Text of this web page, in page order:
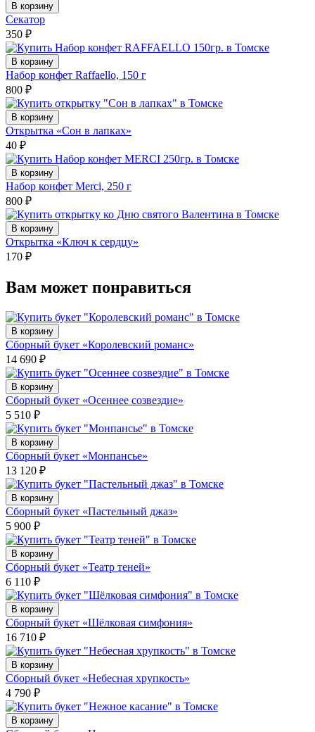
В корзину
Секатор
350 ₽
В корзину
Набор конфет Raffaello, 150 г
800 ₽
В корзину
Открытка «Сон в лапках»
40 ₽
В корзину
Набор конфет Merci, 250 г
800 ₽
В корзину
Открытка «Ключ к сердцу»
170 ₽
Вам может понравиться
В корзину
Сборный букет «Королевский романс»
14 690 ₽
В корзину
Сборный букет «Осеннее созвездие»
5 510 ₽
В корзину
Сборный букет «Монпансье»
13 120 ₽
В корзину
Сборный букет «Пастельный джаз»
5 900 ₽
В корзину
Сборный букет «Театр теней»
6 110 ₽
В корзину
Сборный букет «Шёлковая симфония»
16 710 ₽
В корзину
Сборный букет «Небесная хрупкость»
4 790 ₽
В корзину